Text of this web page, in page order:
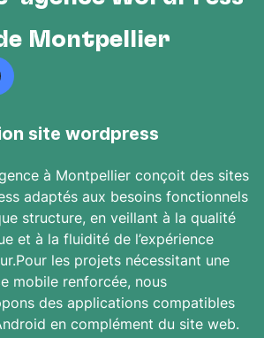
Montpellier
site wordpress
à Montpellier conçoit des sites
adaptés aux besoins fonctionnels
structure, en veillant à la qualité
et à la fluidité de l’expérience
les projets nécessitant une
mobile renforcée, nous
des applications compatibles
en complément du site web.